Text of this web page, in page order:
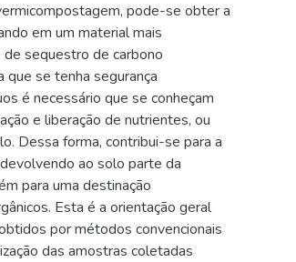
pode-se obter a
em um material mais
sequestro de carbono
que se tenha segurança
é necessário que se conheçam
e liberação de nutrientes, ou
Dessa forma, contribui-se para a
ao solo parte da
para uma destinação
Esta é a orientação geral
por métodos convencionais
das amostras coletadas